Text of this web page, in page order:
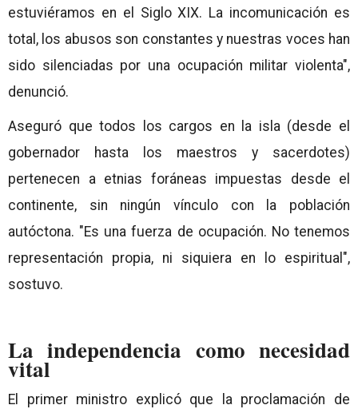
estuviéramos en el Siglo XIX. La incomunicación es
total, los abusos son constantes y nuestras voces han
sido silenciadas por una ocupación militar violenta",
denunció.
Aseguró que todos los cargos en la isla (desde el
gobernador hasta los maestros y sacerdotes)
pertenecen a etnias foráneas impuestas desde el
continente, sin ningún vínculo con la población
autóctona. "Es una fuerza de ocupación. No tenemos
representación propia, ni siquiera en lo espiritual",
sostuvo.
La independencia como necesidad
vital
El primer ministro explicó que la proclamación de